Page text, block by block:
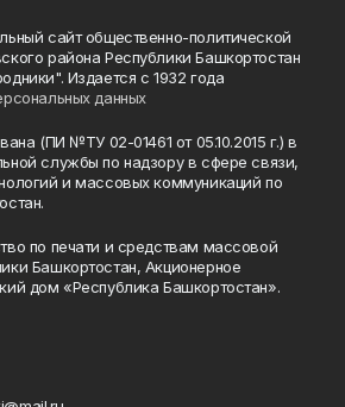
сайт общественно-политической
района Республики Башкортостан
Издается с 1932 года
данных
(ПИ №ТУ 02-01461 от 05.10.2015 г.) в
службы по надзору в сфере связи,
и массовых коммуникаций по
по печати и средствам массовой
Башкортостан, Акционерное
дом «Республика Башкортостан».